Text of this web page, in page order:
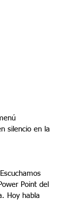
silencio en la
Point del
Hoy habla